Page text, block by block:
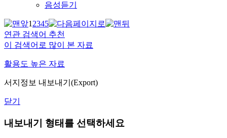
음성듣기
12345
연관 검색어 추천
이 검색어로 많이 본 자료
활용도 높은 자료
서지정보 내보내기(Export)
닫기
내보내기 형태를 선택하세요